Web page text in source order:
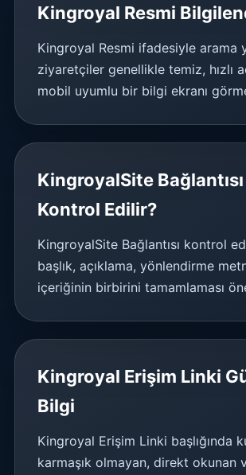
Kingroyal Resmi
Kingroyal Resmi ifadesiyle arama
ziyaretçiler genellikle temiz, hızlı
mobil uyumlu bir bilgi ekranı
KingroyalSite Bağlantısı
Kontrol Edilir?
KingroyalSite Bağlantısı kontrol
başlık, açıklama, yönlendirme
içeriğinin birbirini tamamlaması
Kingroyal Erişim Linki
Bilgi
Kingroyal Erişim Linki başlığında
karmaşık olmayan, direkt okunan